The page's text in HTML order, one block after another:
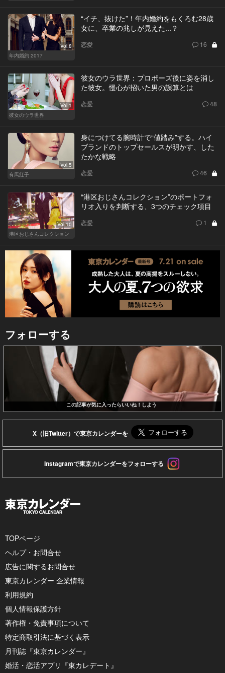
Vol.8
年内婚約 2017
“イチ、抜けた”！年内婚約をもくろむ28歳
女に、卒業の兆しが見えた...？
恋愛 16
Vol.1
彼女のウラ世界
彼女のウラ世界：プロポーズ後に姿を消し
た彼女。慢心が招いた男の誤算とは
恋愛 48
Vol.5
有馬紅子
身につけてる腕時計で“値踏み”する。ハイ
ブランドのトップセールスが明かす、した
たかな戦略
恋愛 46
Vol.10
港区おじさんコレクション
“港区おじさんコレクション”のポートフォ
リオ入りを判断する、3つのチェック項目
恋愛 1
フォローする
この記事が気に入ったらいいね！しよう
X（旧Twitter）で東京カレンダーを
Instagramで東京カレンダーをフォローする
TOPページ
ヘルプ・お問合せ
広告に関するお問合せ
東京カレンダー 企業情報
利用規約
個人情報保護方針
著作権・免責事項について
特定商取引法に基づく表示
月刊誌『東京カレンダー』
婚活・恋活アプリ『東カレデート』